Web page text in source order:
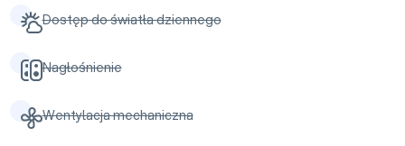
Dostęp do światła dziennego
Nagłośnienie
Wentylacja mechaniczna